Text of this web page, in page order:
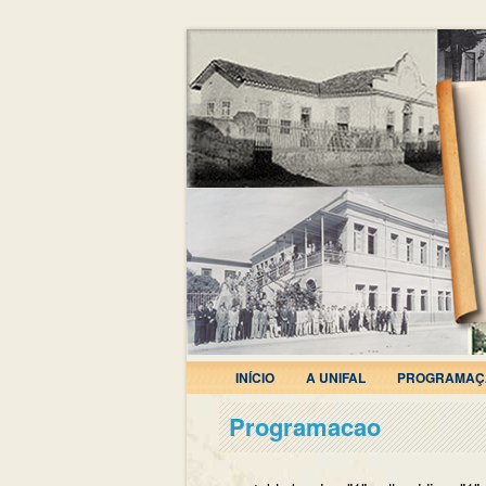
INÍCIO A UNIFAL
Programacao